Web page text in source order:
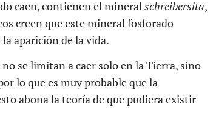
caen, contienen el mineralschreibersita,
creen que este mineral fosforado
aparición de la vida.
se limitan a caer solo en la Tierra, sino
lo que es muy probable que la
abona la teoría de que pudiera existir